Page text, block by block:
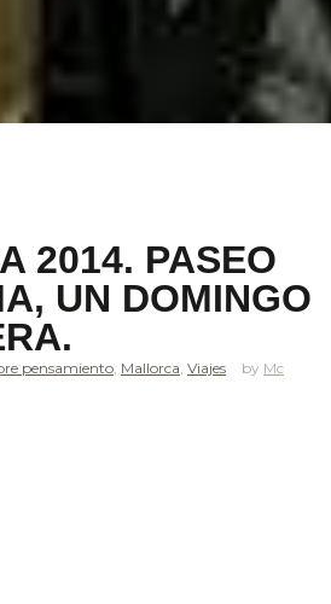
2014. PASEO
UN DOMINGO
pensamiento Mallorca Viajes
Mc